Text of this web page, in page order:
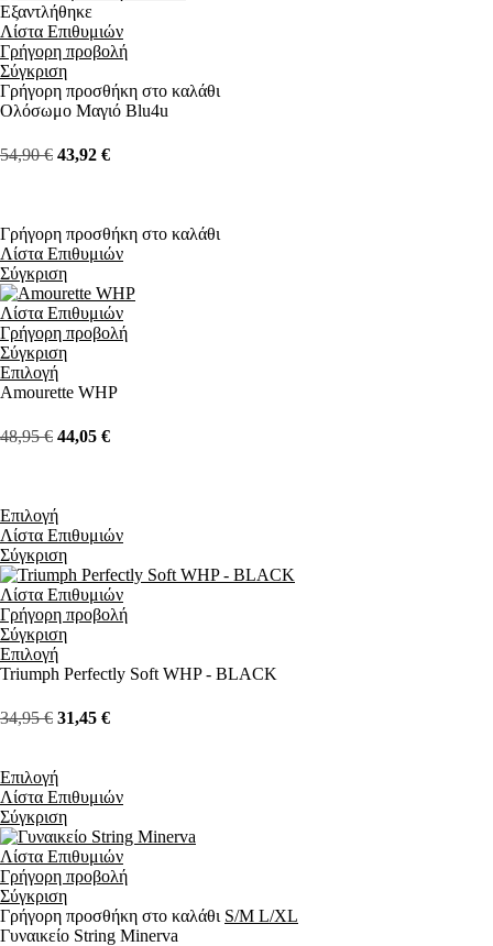
Εξαντλήθηκε
Λίστα Επιθυμιών
Γρήγορη προβολή
Σύγκριση
Γρήγορη προσθήκη στο καλάθι
Ολόσωμο Μαγιό Blu4u
54,90€ 43,92 €
Γρήγορη προσθήκη στο καλάθι
Λίστα Επιθυμιών
Σύγκριση
Λίστα Επιθυμιών
Γρήγορη προβολή
Σύγκριση
Επιλογή
Amourette WHP
48,95€ 44,05 €
Επιλογή
Λίστα Επιθυμιών
Σύγκριση
Λίστα Επιθυμιών
Γρήγορη προβολή
Σύγκριση
Επιλογή
Triumph Perfectly Soft WHP - BLACK
34,95€ 31,45 €
Επιλογή
Λίστα Επιθυμιών
Σύγκριση
Λίστα Επιθυμιών
Γρήγορη προβολή
Σύγκριση
Γρήγορη προσθήκη στο καλάθι S/M L/XL
Γυναικείο String Minerva